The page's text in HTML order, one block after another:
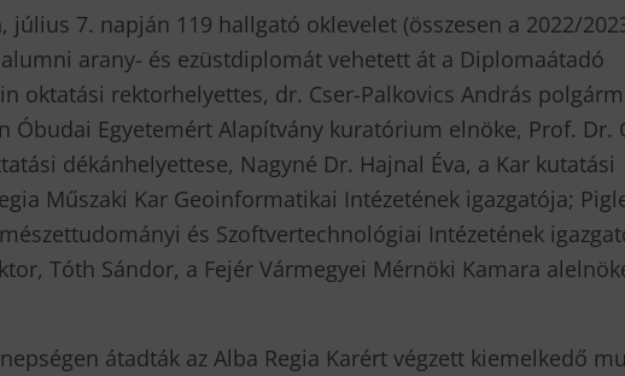
július 7. napján 119 hallgató oklevelet (összesen a 2022/
arany- és ezüstdiplomát vehetett át a Diplomaátadó
oktatási rektorhelyettes, dr. Cser-Palkovics András
Óbudai Egyetemért Alapítvány kuratórium elnöke, Prof. Dr.
dékánhelyettese, Nagyné Dr. Hajnal Éva, a Kar kutatási
Műszaki Kar Geoinformatikai Intézetének igazgatója;
és Szoftvertechnológiai Intézetének
Tóth Sándor, a Fejér Vármegyei Mérnöki Kamara
átadták az Alba Regia Karért végzett kiemelkedő